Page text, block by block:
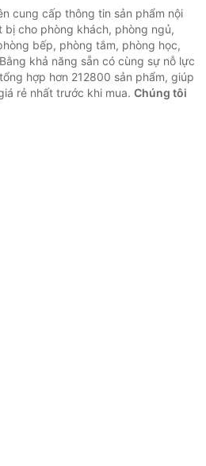
cung cấp thông tin sản phẩm nội
cho phòng khách, phòng ngủ,
bếp, phòng tắm, phòng học,
khả năng sẵn có cùng sự nỗ lực
hợp hơn 212800 sản phẩm, giúp
rẻ nhất trước khi mua. Chúng tôi